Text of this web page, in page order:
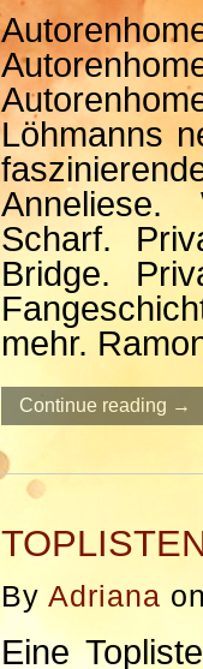
Löhmanns
Anneliese.
Scharf.
Bridge.
mehr.
Continue reading →
By Adriana
Eine